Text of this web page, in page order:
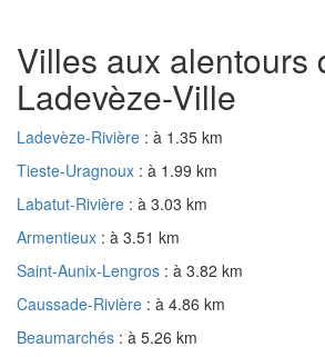
Villes aux alentours
Ladevèze-Ville
Ladevèze-Rivière : à 1.35 km
Tieste-Uragnoux : à 1.99 km
Labatut-Rivière : à 3.03 km
Armentieux : à 3.51 km
Saint-Aunix-Lengros : à 3.82 km
Caussade-Rivière : à 4.86 km
Beaumarchés : à 5.26 km